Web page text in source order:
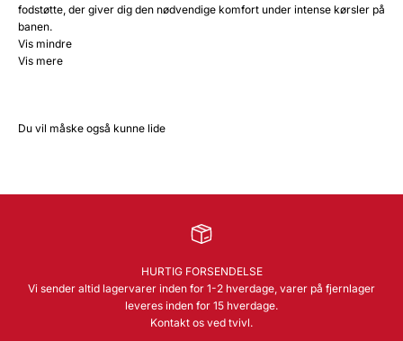
fodstøtte, der giver dig den nødvendige komfort under intense kørsler på
banen.
Vis mindre
Vis mere
Du vil måske også kunne lide
HURTIG FORSENDELSE
Vi sender altid lagervarer inden for 1-2 hverdage, varer på fjernlager
leveres inden for 15 hverdage.
Kontakt os ved tvivl.